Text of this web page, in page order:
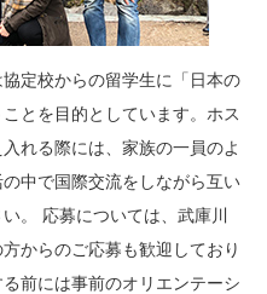
定校からの留学生に「日本の
とを目的としています。ホス
れる際には、家族の一員のよ
中で国際交流をしながら互い
。 応募については、武庫川
からのご応募も歓迎しており
前には事前のオリエンテーシ